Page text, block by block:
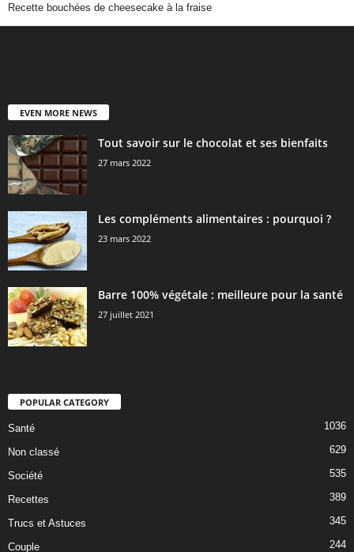
Recette bouchées de cheesecake à la fraise
EVEN MORE NEWS
Tout savoir sur le chocolat et ses bienfaits
27 mars 2022
Les compléments alimentaires : pourquoi ?
23 mars 2022
Barre 100% végétale : meilleure pour la santé
27 juillet 2021
POPULAR CATEGORY
Santé 1036
Non classé 629
Société 535
Recettes 389
Trucs et Astuces 345
Couple 244